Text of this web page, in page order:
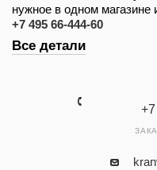
нужное в одном магазине
+7 495 66-444-60
Все детали